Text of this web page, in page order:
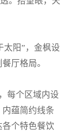
太阳”，金枫设
厅格局。
每个区域内设
蕴简约线条
个特色餐饮